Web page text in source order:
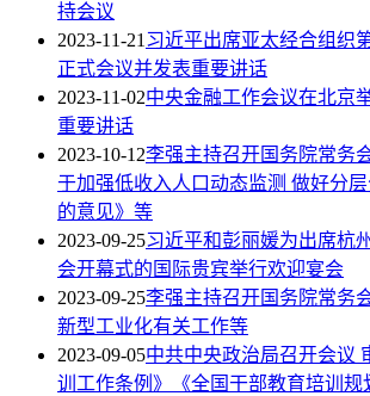
持会议
2023-11-21习近平出席亚太经合组织
正式会议并发表重要讲话
2023-11-02中央金融工作会议在北京
重要讲话
2023-10-12李强主持召开国务院常务
于加强低收入人口动态监测 做好分
的意见》等
2023-09-25习近平和彭丽媛为出席杭
会开幕式的国际贵宾举行欢迎宴会
2023-09-25李强主持召开国务院常务
新型工业化有关工作等
2023-09-05中共中央政治局召开会议
训工作条例》《全国干部教育培训规